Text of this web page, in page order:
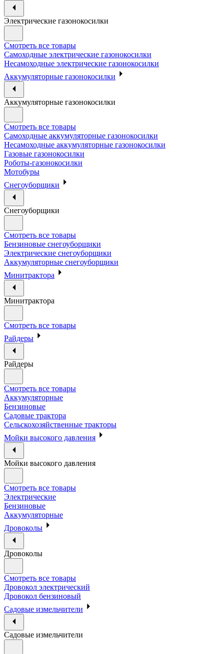
Электрические газонокосилки
Смотреть все товары
Самоходные электрические газонокосилки
Несамоходные электрические газонокосилки
Аккумуляторные газонокосилки
Аккумуляторные газонокосилки
Смотреть все товары
Самоходные аккумуляторные газонокосилки
Несамоходные аккумуляторные газонокосилки
Газовые газонокосилки
Роботы-газонокосилки
Мотобуры
Снегоуборщики
Снегоуборщики
Смотреть все товары
Бензиновые снегоуборщики
Электрические снегоуборщики
Аккумуляторные снегоуборщики
Минитрактора
Минитрактора
Смотреть все товары
Райдеры
Райдеры
Смотреть все товары
Аккумуляторные
Бензиновые
Садовые трактора
Сельскохозяйственные тракторы
Мойки высокого давления
Мойки высокого давления
Смотреть все товары
Электрические
Бензиновые
Аккумуляторные
Дровоколы
Дровоколы
Смотреть все товары
Дровокол электрический
Дровокол бензиновый
Садовые измельчители
Садовые измельчители